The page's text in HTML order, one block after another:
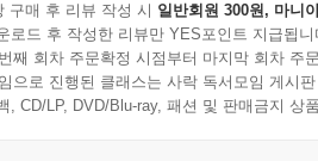
구매 후 리뷰 작성 시 일반회원 300원, 마니
로드 후 작성한 리뷰만 YES포인트 지급됩니
째 회차 주문확정 시점부터 마지막 회차 주
으로 진행된 클래스는 사락 독서모임 게시
, CD/LP, DVD/Blu-ray, 패션 및 판매금지 상